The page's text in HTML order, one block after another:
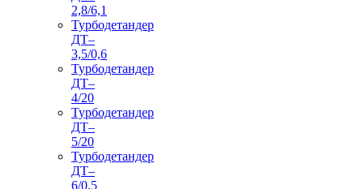
2,8/6,1
Турбодетандер
ДТ–
3,5/0,6
Турбодетандер
ДТ–
4/20
Турбодетандер
ДТ–
5/20
Турбодетандер
ДТ–
6/0,5